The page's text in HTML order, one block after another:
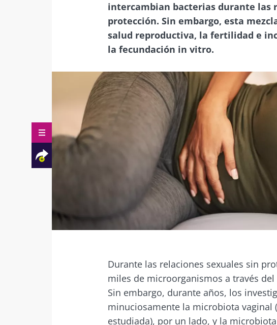
intercambian bacterias durante las
protección. Sin embargo, esta
salud reproductiva, la fertilidad e
la fecundación in vitro.
FacebookTwitter
Durante las relaciones sexuales sin
miles de microorganismos a través
Sin embargo, durante años, los
minuciosamente la microbiota vaginal
estudiada), por un lado, y la